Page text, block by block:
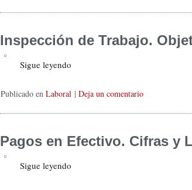
Inspección de Trabajo.
Sigue leyendo
Publicado en Laboral | Deja un comentario
Pagos en Efectivo. Cifras y
Sigue leyendo